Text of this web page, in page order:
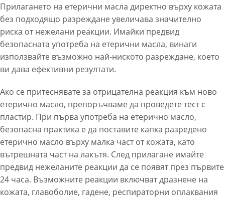
Прилагането на етерични масла директно върху кожата
без подходящо разреждане увеличава значително
риска от нежелани реакции. Имайки предвид
безопасната употреба на етерични масла, винаги
използвайте възможно най-ниското разреждане, което
ви дава ефективни резултати.
Ако се притеснявате за отрицателна реакция към ново
етерично масло, препоръчваме да проведете тест с
пластир. При първа употреба на етерично масло,
безопасна практика е да поставите капка разредено
етерично масло върху малка част от кожата, като
вътрешната част на лакътя. След прилагане имайте
предвид нежеланите реакции да се появят през първите
24 часа. Възможните реакции включват дразнене на
кожата, главоболие, гадене, респираторни оплаквания